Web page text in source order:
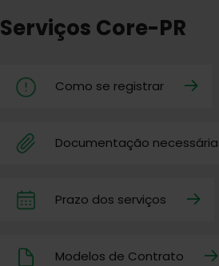
Serviços Core-PR
Como se registrar
Documentação necessária
Prazo dos serviços
Modelos de Contrato